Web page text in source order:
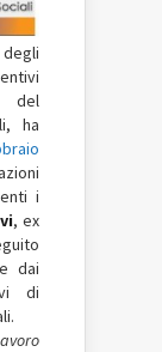
del
ha
i
, ex
dai
di